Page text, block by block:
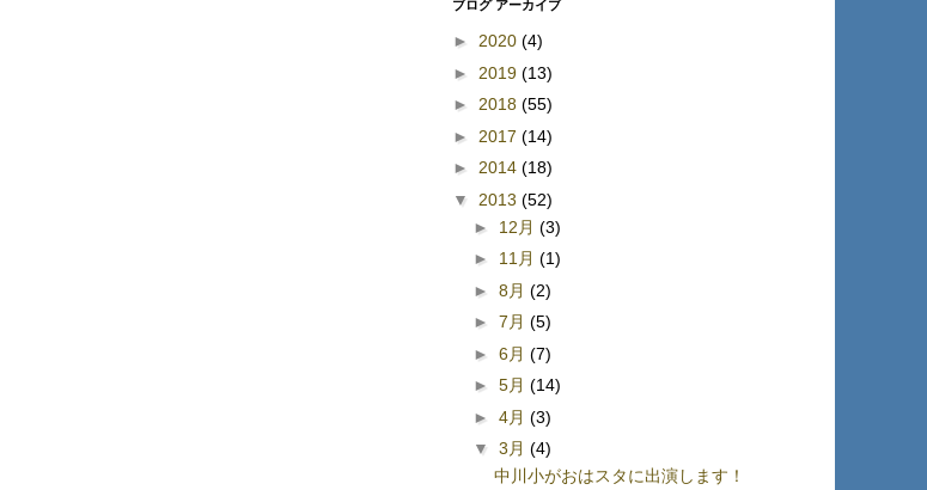
ブログ アーカイブ
► 2020 (4)
► 2019 (13)
► 2018 (55)
► 2017 (14)
► 2014 (18)
▼ 2013 (52)
► 12月 (3)
► 11月 (1)
► 8月 (2)
► 7月 (5)
► 6月 (7)
► 5月 (14)
► 4月 (3)
▼ 3月 (4)
中川小がおはスタに出演します！